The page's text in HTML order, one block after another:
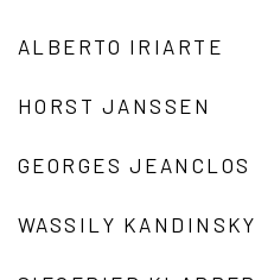
ALBERTO IRIARTE
HORST JANSSEN
GEORGES JEANCLOS
WASSILY KANDINSKY